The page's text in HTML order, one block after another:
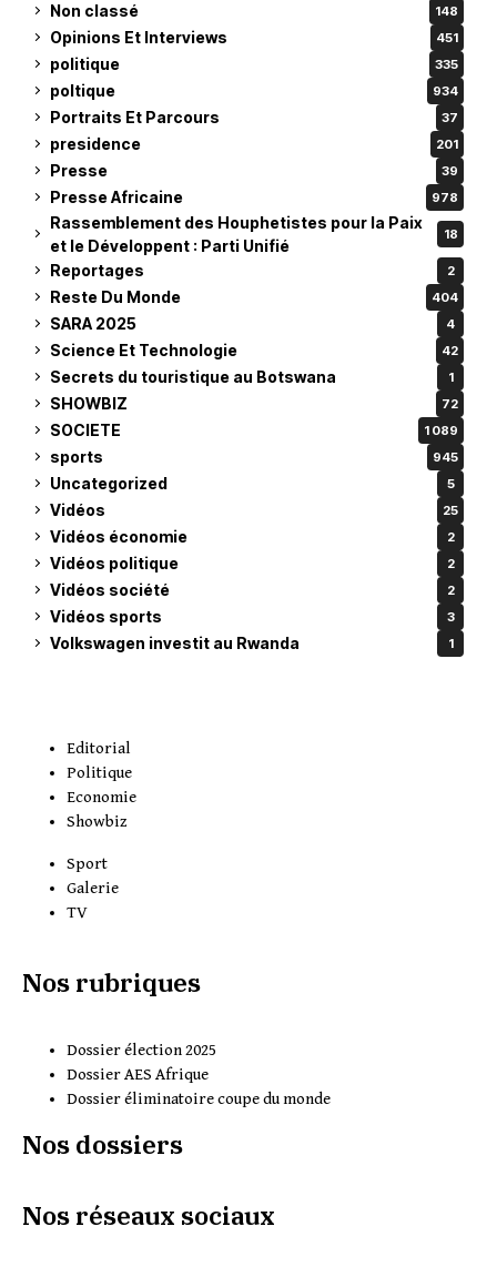
Non classé 148
Opinions Et Interviews 451
politique 335
poltique 934
Portraits Et Parcours 37
presidence 201
Presse 39
Presse Africaine 978
Rassemblement des Houphetistes pour la Paix
et le Développent : Parti Unifié
18
Reportages 2
Reste Du Monde 404
SARA 2025 4
Science Et Technologie 42
Secrets du touristique au Botswana 1
SHOWBIZ 72
SOCIETE 1 089
sports 945
Uncategorized 5
Vidéos 25
Vidéos économie 2
Vidéos politique 2
Vidéos société 2
Vidéos sports 3
Volkswagen investit au Rwanda 1
Editorial
Politique
Economie
Showbiz
Sport
Galerie
TV
Nos rubriques
Dossier élection 2025
Dossier AES Afrique
Dossier éliminatoire coupe du monde
Nos dossiers
Nos réseaux sociaux